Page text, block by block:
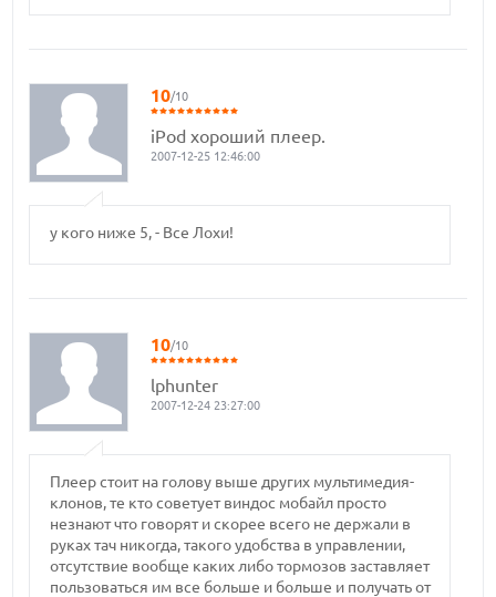
10/10
iPod хороший плеер.
2007-12-25 12:46:00
у кого ниже 5, - Все Лохи!
10/10
lphunter
2007-12-24 23:27:00
Плеер стоит на голову выше других мультимедия-
клонов, те кто советует виндос мобайл просто
незнают что говорят и скорее всего не держали в
руках тач никогда, такого удобства в управлении,
отсутствие вообще каких либо тормозов заставляет
пользоваться им все больше и больше и получать от